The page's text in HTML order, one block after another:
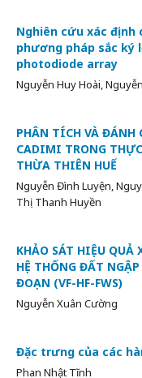
Nghiên cứu xác
phương pháp sắc ký
photodiode array
Nguyễn Huy Hoài,
PHÂN TÍCH VÀ ĐÁNH
CADIMI TRONG
THỪA THIÊN HUẾ
Nguyễn Đình Luyện,
Thị Thanh Huyền
KHẢO SÁT HIỆU
HỆ THỐNG ĐẤT
ĐOẠN (VF-HF-FWS)
Nguyễn Xuân Cường
Đặc trưng của các
Phan Nhật Tĩnh